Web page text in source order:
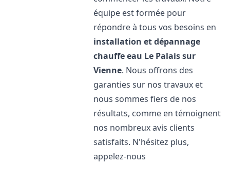
équipe est formée pour
répondre à tous vos besoins en
installation et dépannage
chauffe eau Le Palais sur
Vienne. Nous offrons des
garanties sur nos travaux et
nous sommes fiers de nos
résultats, comme en témoignent
nos nombreux avis clients
satisfaits. N'hésitez plus,
appelez-nous